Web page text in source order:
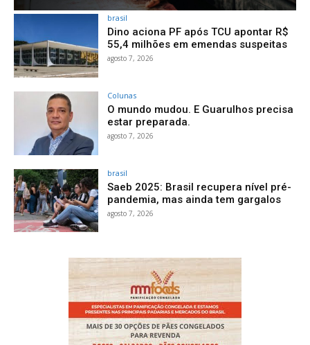
brasil
Dino aciona PF após TCU apontar R$
55,4 milhões em emendas suspeitas
agosto 7, 2026
Colunas
O mundo mudou. E Guarulhos precisa
estar preparada.
agosto 7, 2026
brasil
Saeb 2025: Brasil recupera nível pré-
pandemia, mas ainda tem gargalos
agosto 7, 2026